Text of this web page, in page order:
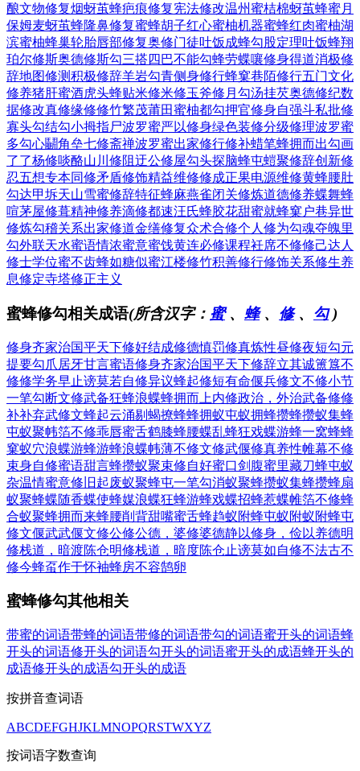
酿文物修复烟蚜茧蜂疤痕修复宪法修改温州蜜桔棉蚜茧蜂蜜月
保姆麦蚜茧蜂隆鼻修复蜜蜂胡子红心蜜柚机器蜜蜂红肉蜜柚湖
滨蜜柚蜂巢轮胎唇部修复奥修门徒吐饭成蜂勾股定理吐饭蜂翔
珀尔修斯奥德修斯勾三搭四 巴不能勾蜂劳蝶嚷修身得道消极修
辞地图修测积极修辞羊岩勾青侧身修行蜂窠巷陌修行五门文化
修养猪肝蜜酒虎头蜂贴米修米修玉斧修月 勾汤挂芡奥德修纪数
据修改真修缘修修竹繁茂莆田蜜柚都勾押官修身自强斗私批修
寡头勾结勾小拇指尸波罗蜜严以修身绿色装修分级修理波罗蜜
多勾心鬭角垒七修斋禅波罗蜜出家修行修补蜡笔蜂拥而出勾画
了了杨修啖酪山川修阻迂公修屋勾头探脑蜂屯螘聚修辞创新修
忍五想专本同修矛盾修饰精益维修修成正果电源维修黄蜂腰肚
勾达甲坼天山雪蜜修辞特征蜂麻燕雀闭关修炼道德修养蝶舞蜂
喧茅屋修葺精神修养滴修都速汪氏蜂胶花甜蜜就蜂窠户巷异世
修炼勾稽关系出家修道金缮修复众术合修个人修为勾魂夺魄里
勾外联天水蜜语情浓蜜意蜜饯黄连必修课程衽席不修修己达人
修士学位蜜不齿蜂如糖似蜜江楼修竹积善修行修饰关系修生养
息修定寺塔修正主义
蜜蜂修勾相关成语(所含汉字： 蜜、 蜂、 修、 勾)
修身齐家治国平天下修好结成修德慎罚修真炼性昼修夜短勾元
提要勾爪居牙甘言蜜语修身齐家治国平天下修辞立其诚簠簋不
修修学务早止谤莫若自修异议蜂起修短有命偃兵修文不修小节
一笔勾断文修武备狂蜂浪蝶蜂拥而上内修政治，外治武备修修
补补弃武修文蜂起云涌剔蝎撩蜂蜂拥蚁屯蚁拥蜂攒蜂攒蚁集蜂
屯蚁聚帏箔不修乖唇蜜舌鹤膝蜂腰蝶乱蜂狂戏蝶游蜂一窝蜂蜂
窠蚁穴浪蝶游蜂游蜂浪蝶帏薄不修文修武偃修真养性帷幕不修
束身自修蜜语甜言蜂攒蚁聚束修自好蜜口剑腹蜜里藏刀蜂屯蚁
杂温情蜜意修旧起废蚁聚蜂屯一笔勾消蚁聚蜂攒蚁集蜂攒蜂扇
蚁聚蜂蝶随香蝶使蜂媒浪蝶狂蜂游蜂戏蝶招蜂惹蝶帷箔不修蜂
合蚁聚蜂拥而来蜂腰削背甜嘴蜜舌蜂趋蚁附蜂屯蚁附蚁附蜂屯
修文偃武武偃文修公修公德，婆修婆德静以修身，俭以养德明
修栈道，暗渡陈仓明修栈道，暗度陈仓 止谤莫如自修不法古不
修今蜂虿作于怀袖蜂房不容鹄卵
蜜蜂修勾其他相关
带蜜的词语带蜂的词语带修的词语带勾的词语蜜开头的词语蜂
开头的词语修开头的词语勾开头的词语蜜开头的成语蜂开头的
成语修开头的成语勾开头的成语
按拼音查词语
ABCDEFGHJKLMNOPQRSTWXYZ
按词语字数查询